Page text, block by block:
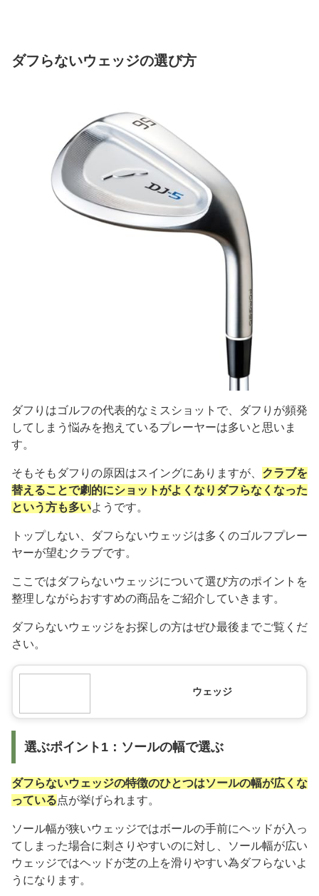
ダフらないウェッジの選び方
ダフりはゴルフの代表的なミスショットで、ダフりが頻発
してしまう悩みを抱えているプレーヤーは多いと思いま
す。
そもそもダフりの原因はスイングにありますが、 クラブを
替えることで劇的にショットがよくなりダフらなくなった
という方も多いようです。
トップしない、ダフらないウェッジは多くのゴルフプレー
ヤーが望むクラブです。
ここではダフらないウェッジについて選び方のポイントを
整理しながらおすすめの商品をご紹介していきます。
ダフらないウェッジをお探しの方はぜひ最後までご覧くだ
さい。
ウェッジ
選ぶポイント1：ソールの幅で選ぶ
ダフらないウェッジの特徴のひとつはソールの幅が広くな
っている点が挙げられます。
ソール幅が狭いウェッジではボールの手前にヘッドが入っ
てしまった場合に刺さりやすいのに対し、ソール幅が広い
ウェッジではヘッドが芝の上を滑りやすい為ダフらないよ
うになります。